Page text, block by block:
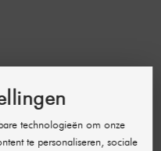
technologieën om onze
te personaliseren, sociale